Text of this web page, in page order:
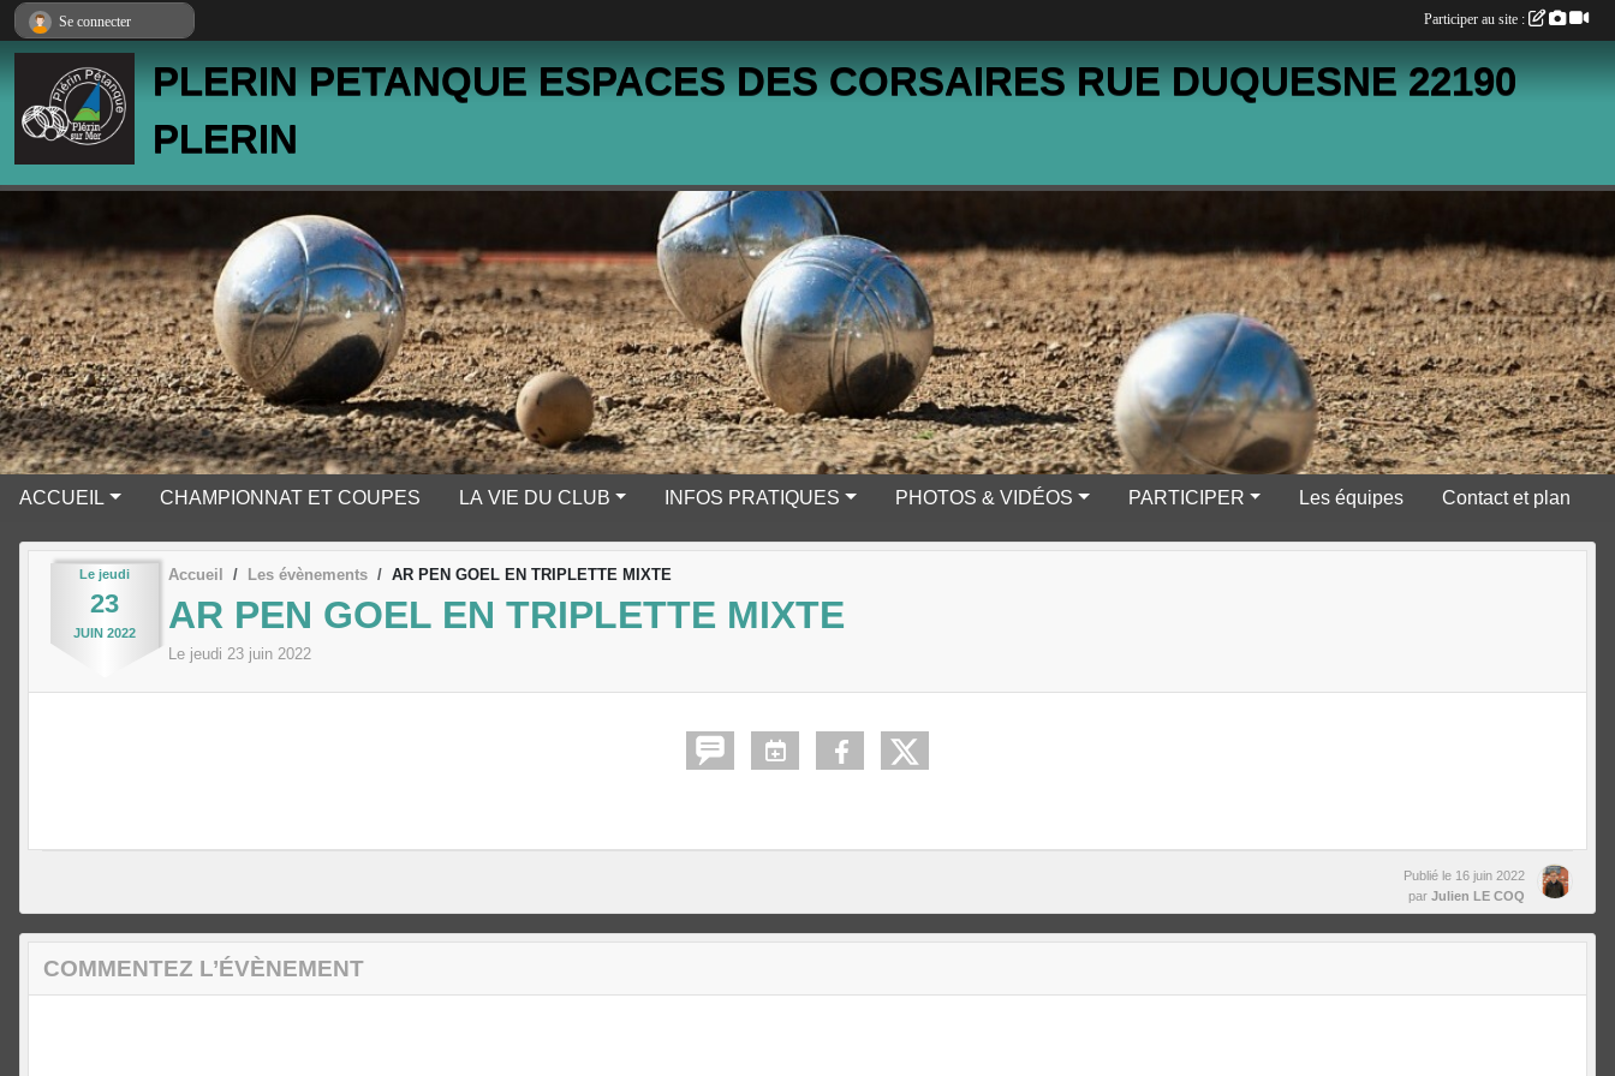
PLERIN PETANQUE ESPACES DES CORSAIRES RUE DUQUESNE 22190
PLERIN
ACCUEIL CHAMPIONNAT ET COUPES LA VIE DU CLUB INFOS PRATIQUES PHOTOS & VIDÉOS PARTICIPER Les équipes Contact et plan
Le jeudi
23
JUIN 2022
Accueil Les évènements AR PEN GOEL EN TRIPLETTE MIXTE
AR PEN GOEL EN TRIPLETTE MIXTE
Le jeudi 23 juin 2022
Publié le 16 juin 2022
par Julien LE COQ
COMMENTEZ L’ÉVÈNEMENT
Se connecter Participer au site :
Panneau de gestion des cookies